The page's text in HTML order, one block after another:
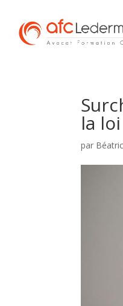
la loi
par